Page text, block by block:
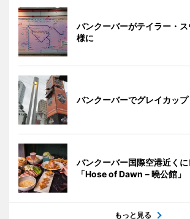
バンクーバーがテイラー・
様に
バンクーバーでグレイカッ
バンクーバー国際空港近く
「Hose of Dawn－曉公館」
もっと見る